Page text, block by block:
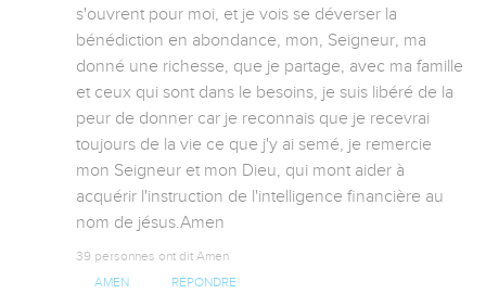
s'ouvrent pour moi, et je vois se déverser la
bénédiction en abondance, mon, Seigneur, ma
donné une richesse, que je partage, avec ma famille
et ceux qui sont dans le besoins, je suis libéré de la
peur de donner car je reconnais que je recevrai
toujours de la vie ce que j'y ai semé, je remercie
mon Seigneur et mon Dieu, qui mont aider à
acquérir l'instruction de l'intelligence financière au
nom de jésus.Amen
39 personnes ont dit Amen
AMEN RÉPONDRE